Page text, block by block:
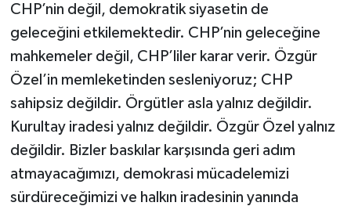
CHP’nin değil, demokratik siyasetin de
geleceğini etkilemektedir. CHP’nin geleceğine
mahkemeler değil, CHP’liler karar verir. Özgür
Özel’in memleketinden sesleniyoruz; CHP
sahipsiz değildir. Örgütler asla yalnız değildir.
Kurultay iradesi yalnız değildir. Özgür Özel yalnız
değildir. Bizler baskılar karşısında geri adım
atmayacağımızı, demokrasi mücadelemizi
sürdüreceğimizi ve halkın iradesinin yanında